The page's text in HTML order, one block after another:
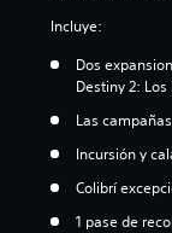
Incluye:
Dos
Destiny 2:
Las
Incursión y
Colibrí
1 pase de